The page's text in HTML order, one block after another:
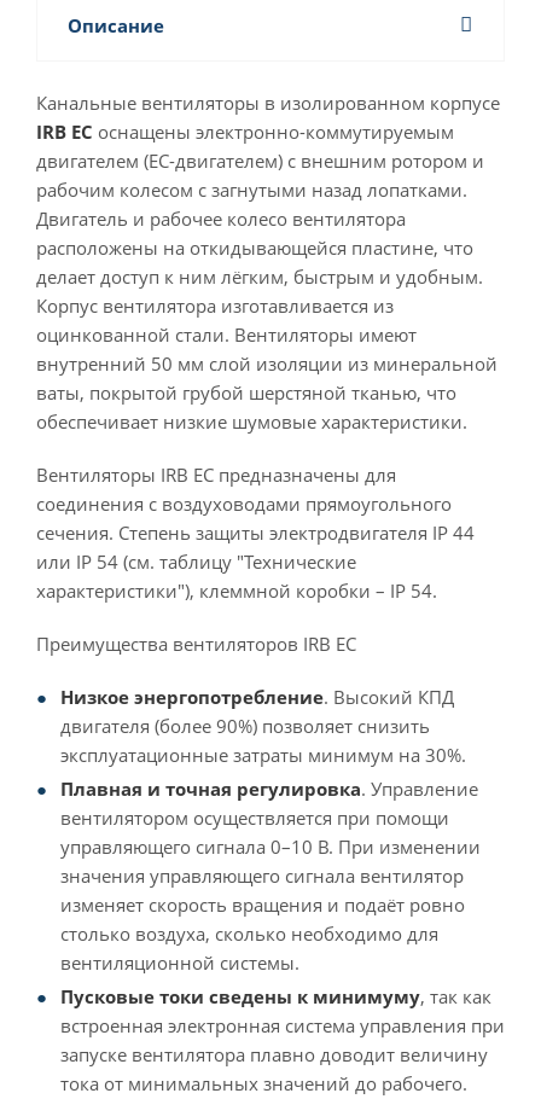
Описание
Канальные вентиляторы в изолированном корпусе
IRB EC оснащены электронно-коммутируемым
двигателем (EC-двигателем) с внешним ротором и
рабочим колесом с загнутыми назад лопатками.
Двигатель и рабочее колесо вентилятора
расположены на откидывающейся пластине, что
делает доступ к ним лёгким, быстрым и удобным.
Корпус вентилятора изготавливается из
оцинкованной стали. Вентиляторы имеют
внутренний 50 мм слой изоляции из минеральной
ваты, покрытой грубой шерстяной тканью, что
обеспечивает низкие шумовые характеристики.
Вентиляторы IRB ЕС предназначены для
соединения с воздуховодами прямоугольного
сечения. Степень защиты электродвигателя IP 44
или IP 54 (см. таблицу "Технические
характеристики"), клеммной коробки – IP 54.
Преимущества вентиляторов IRB EC
Низкое энергопотребление. Высокий КПД
двигателя (более 90%) позволяет снизить
эксплуатационные затраты минимум на 30%.
Плавная и точная регулировка. Управление
вентилятором осуществляется при помощи
управляющего сигнала 0–10 В. При изменении
значения управляющего сигнала вентилятор
изменяет скорость вращения и подаёт ровно
столько воздуха, сколько необходимо для
вентиляционной системы.
Пусковые токи сведены к минимуму, так как
встроенная электронная система управления при
запуске вентилятора плавно доводит величину
тока от минимальных значений до рабочего.